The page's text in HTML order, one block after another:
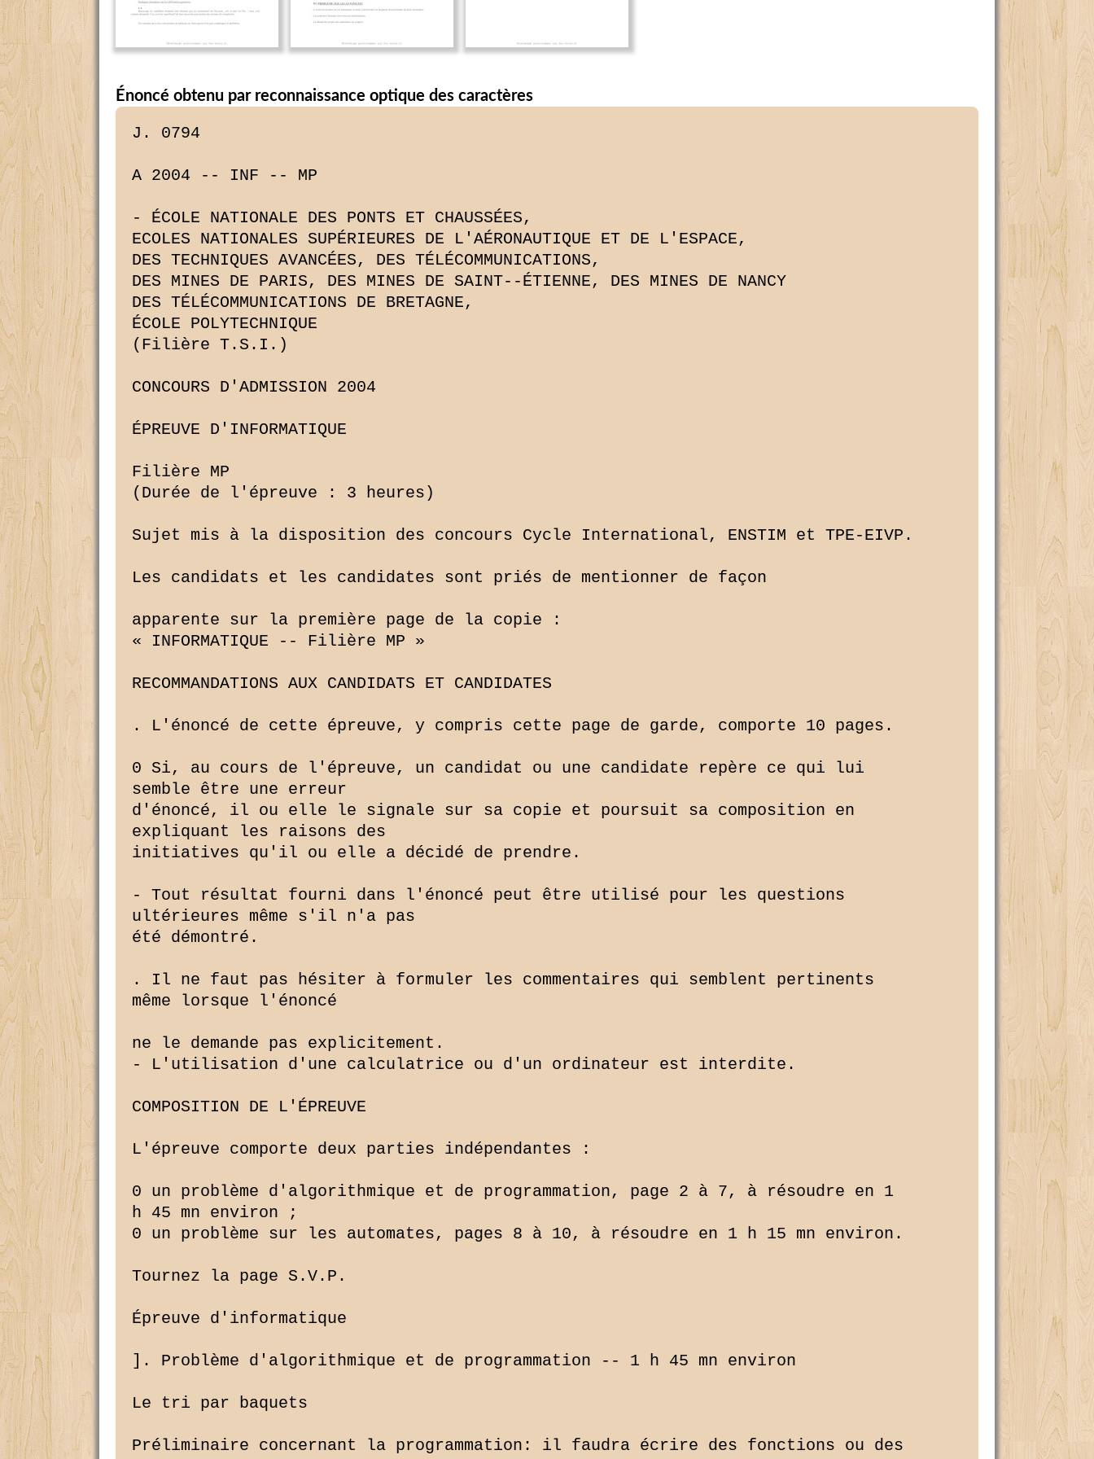
Énoncé obtenu par reconnaissance optique des caractères
J. 0794

A 2004 -- INF -- MP

- ÉCOLE NATIONALE DES PONTS ET CHAUSSÉES,
ECOLES NATIONALES SUPÉRIEURES DE L'AÉRONAUTIQUE ET DE L'ESPACE,
DES TECHNIQUES AVANCÉES, DES TÉLÉCOMMUNICATIONS,
DES MINES DE PARIS, DES MINES DE SAINT--ÉTIENNE, DES MINES DE NANCY
DES TÉLÉCOMMUNICATIONS DE BRETAGNE,
ÉCOLE POLYTECHNIQUE
(Filière T.S.I.)

CONCOURS D'ADMISSION 2004

ÉPREUVE D'INFORMATIQUE

Filière MP
(Durée de l'épreuve : 3 heures)

Sujet mis à la disposition des concours Cycle International, ENSTIM et TPE-EIVP.

Les candidats et les candidates sont priés de mentionner de façon

apparente sur la première page de la copie :
« INFORMATIQUE -- Filière MP »

RECOMMANDATIONS AUX CANDIDATS ET CANDIDATES

. L'énoncé de cette épreuve, y compris cette page de garde, comporte 10 pages.

0 Si, au cours de l'épreuve, un candidat ou une candidate repère ce qui lui 
semble être une erreur
d'énoncé, il ou elle le signale sur sa copie et poursuit sa composition en 
expliquant les raisons des
initiatives qu'il ou elle a décidé de prendre.

- Tout résultat fourni dans l'énoncé peut être utilisé pour les questions 
ultérieures même s'il n'a pas
été démontré.

. Il ne faut pas hésiter à formuler les commentaires qui semblent pertinents 
même lorsque l'énoncé

ne le demande pas explicitement.
- L'utilisation d'une calculatrice ou d'un ordinateur est interdite.

COMPOSITION DE L'ÉPREUVE

L'épreuve comporte deux parties indépendantes :

0 un problème d'algorithmique et de programmation, page 2 à 7, à résoudre en 1 
h 45 mn environ ;
0 un problème sur les automates, pages 8 à 10, à résoudre en 1 h 15 mn environ.

Tournez la page S.V.P.

Épreuve d'informatique

]. Problème d'algorithmique et de programmation -- 1 h 45 mn environ

Le tri par baquets

Préliminaire concernant la programmation: il faudra écrire des fonctions ou des 
procédures à l'aide d'un
langage de programmation qui pourra être soit Caml, soit Pascal, tout autre 
langage étant exclu. Indiquer en
début de problème le langage de programmation choisi ; il est interdit de 
modifier ce choix au cours de
l'épreuve. Certaines questions du problème sont formulées différemment selon le 
langage de programmation ;
cela est indiqué chaque fois que cela est nécessaire. Par ailleurs, lorsqu'un 
candidat ou une candidate écrira une
fonction ou une procédure en langage de programmation, il ou elle précisera si 
nécessaire le rôle des variables
locales et pourra définir des fonctions ou procédures auxiliaires qu'il ou elle 
explicitera. Enfin, lorsque le
candidat ou la candidate écrira une fonction ou une procédure, il ou elle 
pourra, lorsque cela s'y prête, faire appel
à une autre fonction ou procédure définie dans les questions précédentes.

Terminologie, notations et indications

a) Dans l'énoncé, les identificateurs sont écrits en police de caractères 
Courier New dans le contexte du
langage de programmation et en italique sinon.

b) Un tableau est constitué de cases pouvant contenir des valeurs d'un type 
donné. Le nombre total de cases du
tableau s'appelle ici sa dimension. La case d'indice i d'un tableau T sera 
notée T[i] dans l'énoncé du problème.

c) Dans ce problème, nous appelons opérations élémentaires :
0 un accès en mémoire pour lire ou écrire la valeur d'une variable ou d'une 
case d'un tableau ;
0 une opération arithmétique entre entiers : addition, soustraction, 
multiplication, division entière, calcul
du reste dans une division entière ;
o une comparaison (>, <, 2, S, =, #) entre deux entiers. Soient f et g deux fonctions d'une même variable entière n (resp. de deux mêmes variables entières n et m). On dit que la fonction f a un ordre de grandeur au plus égal à celui de la fonction g s'il existe un entier strictement positif k et un entier N (resp. deux entiers N et M) tels qu'on ait, pour tout n ?. N (resp. n 2 N et m 2 M), f(n) .<. k g(n) (resp. f(n, m) S k g(n, m)). On dit que les deux fonctions ont même ordre de grandeur si l'ordre de grandeur de l'une est au moins égal à l'ordre de grandeur de l'autre, et réciproquement. Par exemple, les fonctions f(n) : 3 n2 -- 5 n + 4 et g(n) : n2 ont même ordre de grandeur. On pourra aussi dire que g est un ordre de grandeur de f. Quand on calculera la complexité d'un algorithme 54, on l'exprimera sous la forme d'un ordre de grandeur du nombre d'opérations élémentaires effectuées pendant le déroulement de %; cette complexité sera exprimée à l'aide de paramètres caractéristiques du problème à traiter. d) Si l'on se préoccupe de trier une liste de n données, on sait alors que les algorithmes de tri opérant par comparaisons et échanges des données de la liste ont une complexité dans le cas le plus défavorable au moins de l'ordre de grandeur de nln(n). On étudie dans ce problème des algorithmes de tri d'entiers qui n'opèrent pas par comparaisons entre les données à trier. e) Tout au long du problème, on fera l'hypothèse qu'il n'y a pas de limitation sur la taille de la mémoire disponible et qu'on peut donc manipuler des tableaux de dimensions quelconques. On ne se préoccupera pas non plus du fait que les entiers codés sur un ordinateur sont bornés et on fera comme s'ils ne l'étaient pas. 0 Indications pour la programmation Caml: Ce qui est appelé tableau dans l'énoncé correspond à ce qui est appelé vecteur en Caml. En Caml, T . (i ) représente la case T[i] d'un tableau T. Page 2 sur 10 Épreuve commune 2004 Pascal : Dans tout le problème, on supposera qu'on écrit les différentes fonctions dans un fichier contenant les définitions suivantes : const MAX_DIM = 100; MAX_VAL = lOQD: type TABLE : array[0..MAX_DIM] of INTEGER; BACS = array[0..9] of TABLE; PREMIÈRE PARTIE Tri d'entiers compris entre 0 et MAX_VAL Cette partie est consacrée à un algorithme qui peut être considéré comme la version la plus simple du tri par baquets étudié dans la seconde partie. On suppose dans cette première partie qu'on veut trier par ordre croissant un ensemble de n entiers dont les valeurs sont toutes comprises entre 0 et une valeur maximum notée MAX_VAL. Certaines valeurs peuvent figurer plusieurs fois dans l'ensemble des données à trier; ces valeurs figureront alors avec le même nombre d'occurrences après le tri. Exemple : Pour MAX_VAL : 10 et n = 9, avec les données à trier suivantes : 6, 4, 2, 8, 4, 2, 3, 6, 4, les données triées sont alors : 2, 2, 3, 4, 4, 4, 6, 6, 8. Cl 1 -- Expliciter un algorithme de tri, de complexité MAX_VAL + n, fondé sur le principe suivant: on compte, pour chaque entier compris entre 0 à MAX_VAL, son nombre d'occurrences parmi les entiers à trier, puis on en déduit la liste triée. On justifiera sommairement la complexité de l'algorithme proposé. D 2 -- Il s'agit de programmer l'algorithme de la question Cl 1. Les données à trier se trouvent initialement dans un tableau ; après le tri, les données doivent occuper globalement les mêmes cases du tableau mais en étant cette fois-ci ordonnées par ordre croissant. ' Caml : Écrire en Caml une fonction tri_simple telle que, si 0 tableau est un vecteur de dimension suffisante, . tableau . ( 0 ) contient le nombre de données à trier, . les données à trier, de valeurs comprises entre 0 et MAX_VAL, se trouvent dans tableau consécutivement à partir de l'indice 1, alors tri_simple tableau ordonne les données du vecteur tableau par ordre croissant. La constante entière MAX_VAL est supposée déjà définie. Pascal : Écrire en Pascal une procédure tri_s imple telle que si 0 tableau est de type TABLE, 0 tableau [ 0] contient le nombre de données à trier, nombre qui ne dépasse pas la constante MAX_DIM, . les données à trier, de valeurs comprises entre 0 et MAX_VAL, se trouvent dans tableau consécutivement à partir de l'indice 1, alors tri_simple (tableau) ordonne par ordre croissant les données contenues dans tableau. Page 3 sur 10 Tournez la page S.V.P. Épreuve d'informatique DEUXIÈME PARTIE Gestion de tables Dans toute cette partie, on considérera des tableaux dont le plus petit indice vaut 0 et tels que les données du problème n'occupent pas nécessairement toutes les cases. Plus précisément, pour un tableau T contenant n données significatives du problème (typiquement, des données à trier) : 0 la case T[O] contiendra le nombre n ; o les données significatives occuperont les cases T[l], T[2], T[n]. Par exemple, on pourrait, pour trier les entiers 6, l et 7, disposer d'un tableau T dont les indices varient de 0 à 8, mettre la valeur 3 (nombre de données à trier) dans T[O], dans T[l] la valeur 6, dans T[2] la valeur 1, dans T[3] la valeur 7 et ne pas se préoccuper des contenus des cases d'indice 4 à 8. Ce tableau peut être représenté ainsi : T= ---fl----- On appellera table un tableau conçu selon ce modèle. Une table contiendra toujours des entiers positifs ou nuls. Ainsi, pour l'exemple précédent, la table Tcontient les données 6, l et 7. Une table Test dite vide si T[O] vaut 0. Une table sera dite triée si les entiers contenus dans les cases d'indices compris entre 1 et T[O] sont croissants au sens large. Les questions Cl 3 à D 10 préparent la programmation du tri par baquets dont le principe sera indiqué après la question D 10. D 3 -- Vider une table consiste à la transformer en une table vide. Caml : Écrire en Caml une fonction vider telle que, si T est un vecteur contenant une table, vider T vide la table T. Pascal : Écrire en Pascal une procédure vider telle que, si T est de type TABLE, vider (T) vide la table T. D 4 --- Ajouter un entier p a une table consiste à ajouter p a la suite des données figurant déjà dans la table et à actualiser le nombre des données de la table. Par exemple, si la table T est réprésentée ci-dessous (les cases non remplies contiennent des valeurs non significatives) : Tr ---fl---- ajouter à la table T la valeur 5 consiste à transformer Ten : Tr ___-"__- Caml : Écrire en Caml une fonction ajouter telle que, si T est un vecteur contenant une table et p un entier, ajouter T p transforme T pour ajouter p a la table T. On supposera que la dimension de la table Tpermet cet ajout. P